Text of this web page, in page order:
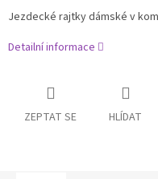
Jezdecké rajtky dámské v
Detailní informace
ZEPTAT SE HLÍDAT